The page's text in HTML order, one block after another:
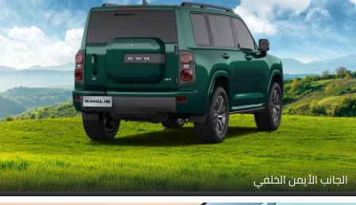
الجانب الأيمن الخلفي